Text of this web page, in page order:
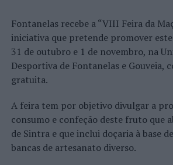
Fontanelas recebe a “VIII Feira da
iniciativa que pretende promover
31 de outubro e 1 de novembro, na
Desportiva de Fontanelas e Gouveia,
gratuita.
A feira tem por objetivo divulgar a
consumo e confeção deste fruto que
de Sintra e que inclui doçaria à base
bancas de artesanato diverso.